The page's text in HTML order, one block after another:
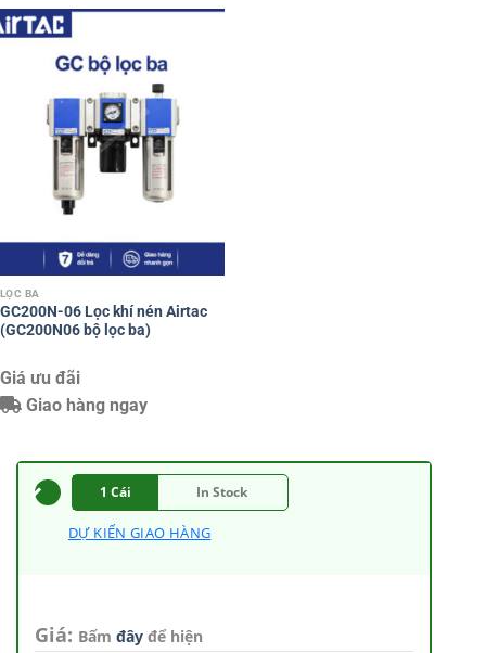
LỌC BA
GC200N-06 Lọc khí nén Airtac
(GC200N06 bộ lọc ba)
Giá ưu đãi
Giao hàng ngay
1 Cái In Stock
DỰ KIẾN GIAO HÀNG
Giá: Bấm đây để hiện